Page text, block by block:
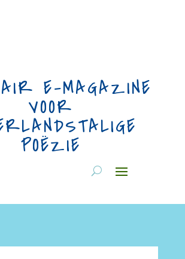
E-MAGAZINE
VOOR
POËZIE